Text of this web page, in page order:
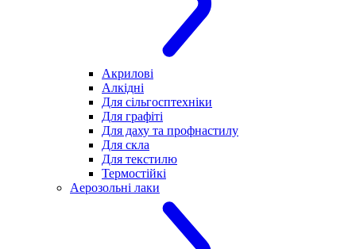
Акрилові
Алкідні
Для cільгосптехніки
Для графіті
Для даху та профнастилу
Для скла
Для текстилю
Термостійкі
Аерозольні лаки